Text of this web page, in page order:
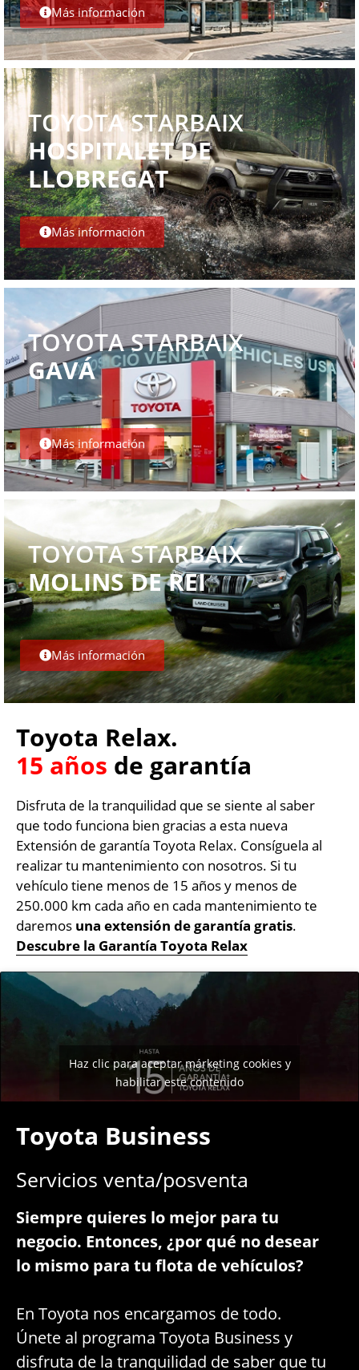
Más información
TOYOTA STARBAIX
HOSPITALET DE
LLOBREGAT
Más información
TOYOTA STARBAIX
GAVÁ
Más información
TOYOTA STARBAIX
MOLINS DE REI
Más información
Toyota Relax.
15 años de garantía
Disfruta de la tranquilidad que se siente al saber
que todo funciona bien gracias a esta nueva
Extensión de garantía Toyota Relax. Consíguela al
realizar tu mantenimiento con nosotros. Si tu
vehículo tiene menos de 15 años y menos de
250.000 km cada año en cada mantenimiento te
daremos una extensión de garantía gratis.
Descubre la Garantía Toyota Relax
Haz clic para aceptar márketing cookies y
habilitar este contenido
Toyota Business
Servicios venta/posventa
Siempre quieres lo mejor para tu
negocio. Entonces, ¿por qué no desear
lo mismo para tu flota de vehículos?
En Toyota nos encargamos de todo.
Únete al programa Toyota Business y
disfruta de la tranquilidad de saber que tu